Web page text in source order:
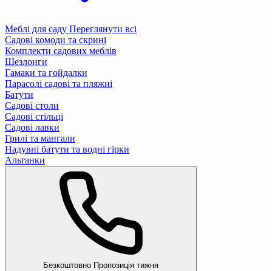
Меблі для саду Переглянути всі
Садові комоди та скрині
Комплекти садових меблів
Шезлонги
Гамаки та гойдалки
Парасолі садові та пляжні
Батути
Садові столи
Садові стільці
Садові лавки
Грилі та мангали
Надувні батути та водні гірки
Альтанки
Безкоштовно Пропозиція тижня